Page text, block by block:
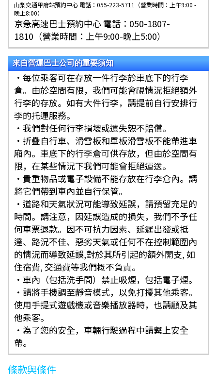
山梨交通甲府站預約中心 電話：055-223-5711（營業時間：上午9:00 -
晚上8:00）
京急高速巴士預約中心 電話：050-1807-
1810（營業時間：上午9:00-晚上5:00）
來自營運巴士公司的重要須知
・每位乘客可在存放一件行李於車底下的行李
倉。由於空間有限，我們可能會視情況拒絕額外
行李的存放。如有大件行李，請提前自行安排行
李的托運服務。
・我們對任何行李損壞或遺失恕不賠償。
・折疊自行車、滑雪板和單板滑雪板不能帶進車
廂內。車底下的行李倉可供存放，但由於空間有
限，在某些情況下我們可能會拒絕運送。
・貴重物品或電子設備不能存放在行李倉內。請
將它們帶到車內並自行保管。
・道路和天氣狀況可能導致延誤，請預留充足的
時間。請注意，因延誤造成的損失，我們不予任
何車票退款。因不可抗力因素、延遲出發或抵
達、路況不佳、惡劣天氣或任何不在控制範圍內
的情況而導致延誤,對於其所引起的額外開支, 如
住宿費, 交通費等我們概不負責。
・車內（包括洗手間）禁止吸煙，包括電子煙。
・請將手機調至靜音模式，以免打擾其他乘客。
使用手提式遊戲機或音樂播放器時，也請顧及其
他乘客。
・為了您的安全，車輛行駛過程中請繫上安全
帶。
條款與條件